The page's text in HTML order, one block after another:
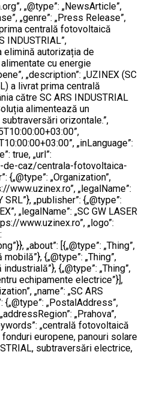
„@type”: „NewsArticle”,
„genre”: „Press Release”,
centrală fotovoltaică
INDUSTRIAL”,
elimină autorizația de
cu energie
„description”: „UZINEX (SC
a livrat prima centrală
către SC ARS INDUSTRIAL
alimentează un
orizontale.”,
„inLanguage”:
true, „url”:
caz/centrala-fotovoltaica-
{„@type”: „Organization”,
www.uzinex.ro”, „legalName”:
SRL”}, „publisher”: {„@type”:
„legalName”: „SC GW LASER
www.uzinex.ro”, „logo”:
„about”: [{„@type”: „Thing”,
{„@type”: „Thing”,
{„@type”: „Thing”,
echipamente electrice”}],
„name”: „SC ARS
{„@type”: „PostalAddress”,
„Prahova”,
„centrală fotovoltaică
europene, panouri solare
subtraversări electrice,